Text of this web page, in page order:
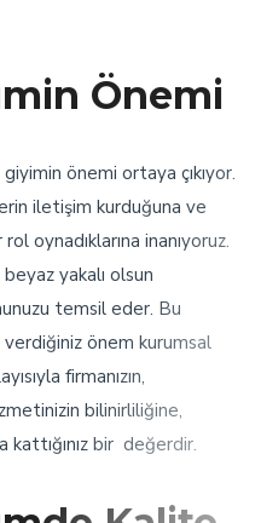
Önemi
önemi ortaya çıkıyor.
iletişim kurduğuna ve
oynadıklarına inanıyoruz.
yakalı olsun
temsil eder. Bu
önem kurumsal
firmanızın,
bilinirliliğine,
kattığınız bir değerdir.